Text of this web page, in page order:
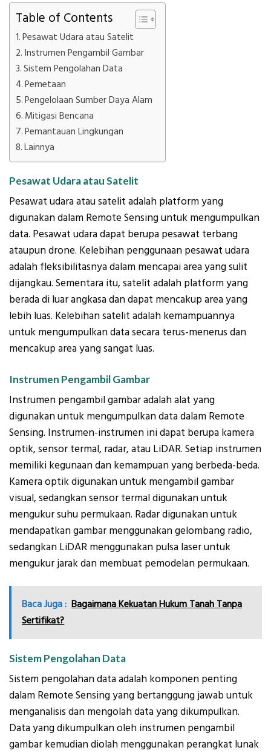
Table of Contents
Pesawat Udara atau Satelit
Instrumen Pengambil Gambar
Sistem Pengolahan Data
Pemetaan
Pengelolaan Sumber Daya Alam
Mitigasi Bencana
Pemantauan Lingkungan
Lainnya
Pesawat Udara atau Satelit
Pesawat udara atau satelit adalah platform yang
digunakan dalam Remote Sensing untuk mengumpulkan
data. Pesawat udara dapat berupa pesawat terbang
ataupun drone. Kelebihan penggunaan pesawat udara
adalah fleksibilitasnya dalam mencapai area yang sulit
dijangkau. Sementara itu, satelit adalah platform yang
berada di luar angkasa dan dapat mencakup area yang
lebih luas. Kelebihan satelit adalah kemampuannya
untuk mengumpulkan data secara terus-menerus dan
mencakup area yang sangat luas.
Instrumen Pengambil Gambar
Instrumen pengambil gambar adalah alat yang
digunakan untuk mengumpulkan data dalam Remote
Sensing. Instrumen-instrumen ini dapat berupa kamera
optik, sensor termal, radar, atau LiDAR. Setiap instrumen
memiliki kegunaan dan kemampuan yang berbeda-beda.
Kamera optik digunakan untuk mengambil gambar
visual, sedangkan sensor termal digunakan untuk
mengukur suhu permukaan. Radar digunakan untuk
mendapatkan gambar menggunakan gelombang radio,
sedangkan LiDAR menggunakan pulsa laser untuk
mengukur jarak dan membuat pemodelan permukaan.
Baca Juga : Bagaimana Kekuatan Hukum Tanah Tanpa
Sertifikat?
Sistem Pengolahan Data
Sistem pengolahan data adalah komponen penting
dalam Remote Sensing yang bertanggung jawab untuk
menganalisis dan mengolah data yang dikumpulkan.
Data yang dikumpulkan oleh instrumen pengambil
gambar kemudian diolah menggunakan perangkat lunak